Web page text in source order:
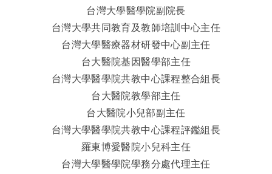
台灣大學醫學院副院長
台灣大學共同教育及教師培訓中心主任
台灣大學醫療器材研發中心副主任
台大醫院基因醫學部主任
台灣大學醫學院共教中心課程整合組長
台大醫院教學部主任
台大醫院小兒部副主任
台灣大學醫學院共教中心課程評鑑組長
羅東博愛醫院小兒科主任
台灣大學醫學院學務分處代理主任